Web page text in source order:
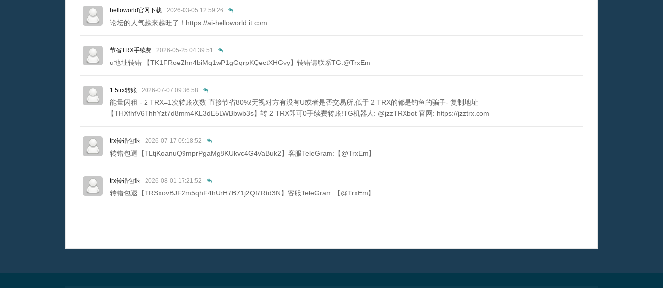
helloworld官网下载 2026-03-05 12:59:26
论坛的人气越来越旺了！https://ai-helloworld.it.com
节省TRX手续费 2026-05-25 04:39:51
u地址转错 【TK1FRoeZhn4biMq1wP1gGqrpKQectXHGvy】转错请联系TG:@TrxEm
1.5trx转账 2026-07-07 09:36:58
能量闪租 - 2 TRX=1次转账次数 直接节省80%!无视对方有没有U或者是否交易所,低于 2 TRX的都是钓鱼的骗子- 复制地址
【THXfhfV6ThhYzt7d8mm4KL3dE5LWBbwb3s】转 2 TRX即可0手续费转账!TG机器人: @jzzTRXbot 官网: https://jzztrx.com
trx转错包退 2026-07-17 09:18:52
转错包退【TLtjKoanuQ9mprPgaMg8KUkvc4G4VaBuk2】客服TeleGram:【@TrxEm】
trx转错包退 2026-08-01 17:21:52
转错包退【TRSxovBJF2m5qhF4hUrH7B71j2Qf7Rtd3N】客服TeleGram:【@TrxEm】